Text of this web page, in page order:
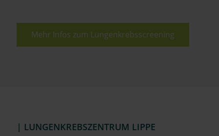
Mehr Infos zum Lungenkrebsscreening
| LUNGENKREBSZENTRUM LIPPE